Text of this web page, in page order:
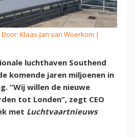
Klaas-Jan van Woerkom |
luchthaven Southend
komende jaren miljoenen in
“Wij willen de nieuwe
tot Londen”, zegt CEO
met Luchtvaartnieuws